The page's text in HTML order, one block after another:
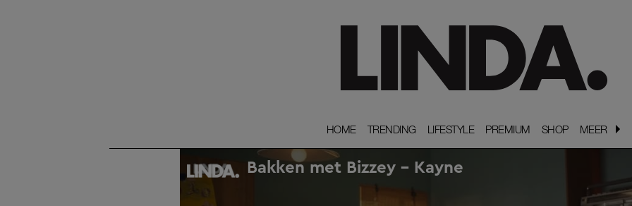
HOME
HOME TRENDING
TRENDING LIFESTYLE
LIFESTYLE PREMIUM
PREMIUM SHOP
SHOP MEER
MEER